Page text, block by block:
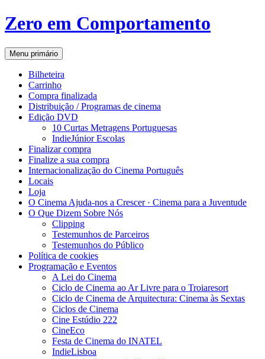
Zero em Comportamento
Procurar
Menu primário Saltar
para
o
Bilheteira
Carrinho
Compra finalizada
Distribuição / Programas de cinema
Edição DVD
10 Curtas Metragens Portuguesas
IndieJúnior Escolas
Finalizar compra
Finalize a sua compra
Internacionalização do Cinema Português
Locais
Loja
O Cinema Ajuda-nos a Crescer · Cinema para a Juventude
O Que Dizem Sobre Nós
Clipping
Testemunhos de Parceiros
Testemunhos do Público
Política de cookies
Programação e Eventos
A Lei do Cinema
Ciclo de Cinema ao Ar Livre para o Troiaresort
Ciclo de Cinema de Arquitectura: Cinema às Sextas
Ciclos de Cinema
Cine Estúdio 222
CineEco
Festa de Cinema do INATEL
IndieLisboa